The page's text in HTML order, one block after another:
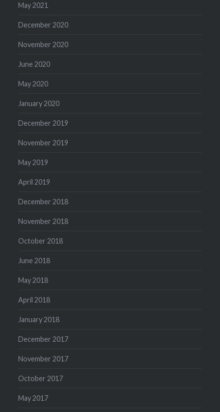
May 2021
December 2020
November 2020
June 2020
May 2020
January 2020
December 2019
November 2019
May 2019
April 2019
December 2018
November 2018
October 2018
June 2018
May 2018
April 2018
January 2018
December 2017
November 2017
October 2017
May 2017